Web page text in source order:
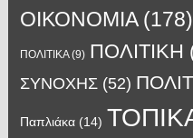
ΟΙΚΟΝΟΜΙΑ(178)
ΠΟΛΙΤΙΚΑ(9) ΠΟΛΙΤΙΚΗ
ΣΥΝΟΧΗΣ(52)
Παπλιάκα(14)